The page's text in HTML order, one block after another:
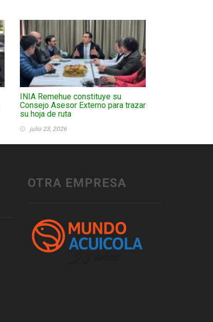
INIA Remehue constituye su
Consejo Asesor Externo para trazar
su hoja de ruta
julio 23, 2026
OTRA EMPRESA